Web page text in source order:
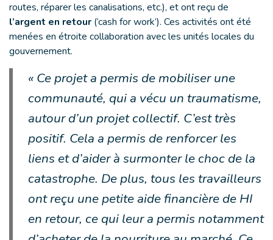
routes, réparer les canalisations, etc.), et ont reçu de
l’argent en retour (‘cash for work’). Ces activités ont été
menées en étroite collaboration avec les unités locales du
gouvernement.
« Ce projet a permis de mobiliser une
communauté, qui a vécu un traumatisme,
autour d’un projet collectif. C’est très
positif. Cela a permis de renforcer les
liens et d’aider à surmonter le choc de la
catastrophe. De plus, tous les travailleurs
ont reçu une petite aide financière de HI
en retour, ce qui leur a permis notamment